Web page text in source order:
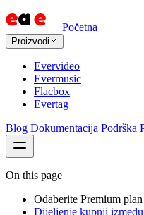
Početna
Proizvodi
Evervideo
Evermusic
Flacbox
Evertag
Blog Dokumentacija Podrška
On this page
Odaberite Premium plan
Dijeljenje kupnji